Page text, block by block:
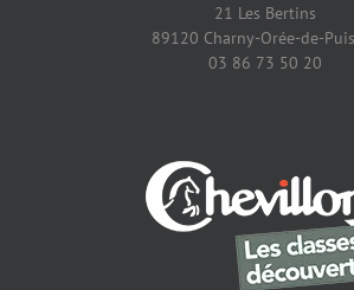
21 Les Bertins
89120 Charny-Orée-de-
03 86 73 50 20